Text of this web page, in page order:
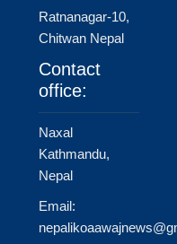
Ratnanagar-10,
Chitwan Nepal
Contact
office:
Naxal
Kathmandu,
Nepal
Email: